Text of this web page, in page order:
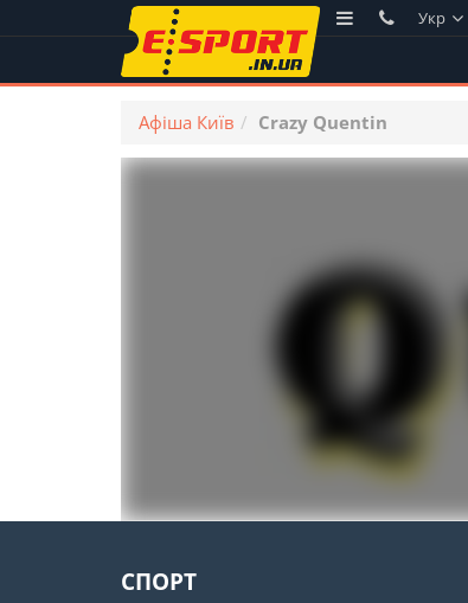
Укр
Афіша Київ Crazy Quentin
СПОРТ